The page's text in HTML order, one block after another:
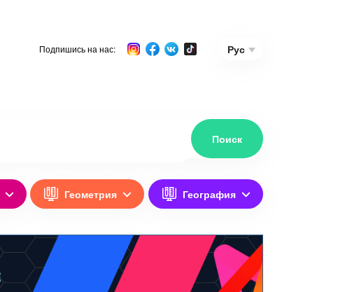
Подпишись на нас: Рус
Геометрия География